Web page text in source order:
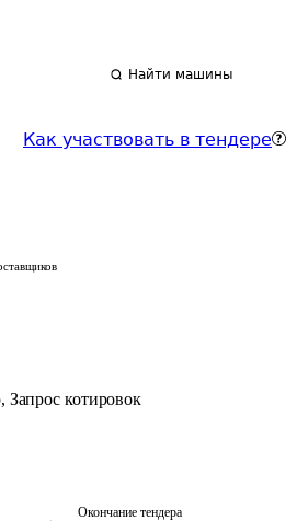
Найти машины
Как участвовать в тендере
, Запрос котировок
Окончание тендера